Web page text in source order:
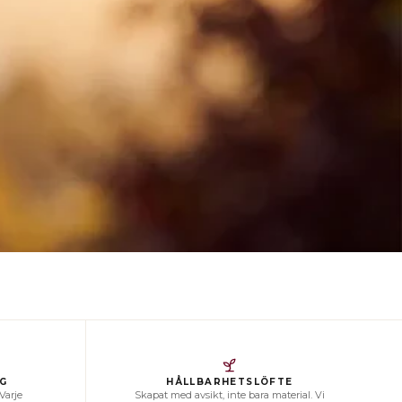
HÅLLBARHETSLÖFTE
Skapat med avsikt, inte bara material. Vi